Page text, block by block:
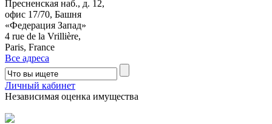
Пресненская наб., д. 12,
офис 17/70, Башня
«Федерация Запад»
4 rue de la Vrillière,
Paris, France
Все адреса
Личный кабинет
Независимая оценка имущества